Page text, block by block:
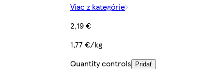
Viac z kategórie
2,19 €
1,77 €/kg
Quantity controls
Pridať